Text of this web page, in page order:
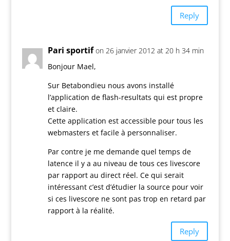
Reply
Pari sportif on 26 janvier 2012 at 20 h 34 min
Bonjour Mael,
Sur Betabondieu nous avons installé
l’application de flash-resultats qui est propre
et claire.
Cette application est accessible pour tous les
webmasters et facile à personnaliser.
Par contre je me demande quel temps de
latence il y a au niveau de tous ces livescore
par rapport au direct réel. Ce qui serait
intéressant c’est d’étudier la source pour voir
si ces livescore ne sont pas trop en retard par
rapport à la réalité.
Reply